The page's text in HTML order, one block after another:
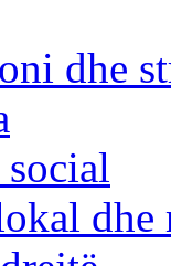
dhe
dhe